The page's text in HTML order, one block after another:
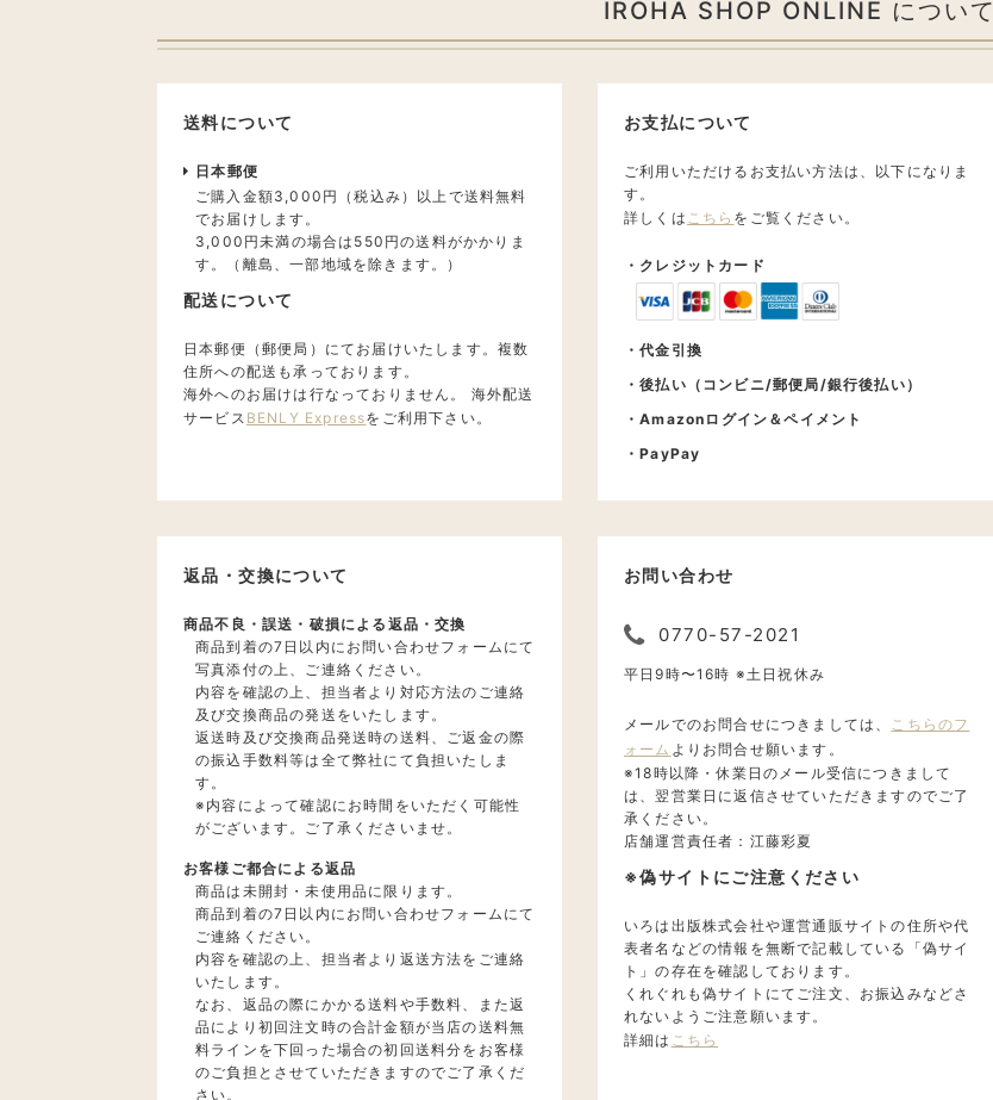
IROHA SHOP ONLINE について
送料について
日本郵便
ご購入金額3,000円（税込み）以上で送料無料
でお届けします。
3,000円未満の場合は550円の送料がかかりま
す。（離島、一部地域を除きます。）
配送について
日本郵便（郵便局）にてお届けいたします。複数
住所への配送も承っております。
海外へのお届けは行なっておりません。 海外配送
サービス BENLY Expressをご利用下さい。
お支払について
ご利用いただけるお支払い方法は、以下になりま
す。
詳しくは こちら をご覧ください。
・クレジットカード
・代金引換
・後払い（コンビニ/郵便局/銀行後払い）
・Amazonログイン＆ペイメント
・PayPay
返品・交換について
商品不良・誤送・破損による返品・交換
商品到着の7日以内にお問い合わせフォームにて
写真添付の上、ご連絡ください。
内容を確認の上、担当者より対応方法のご連絡
及び交換商品の発送をいたします。
返送時及び交換商品発送時の送料、ご返金の際
の振込手数料等は全て弊社にて負担いたしま
す。
※内容によって確認にお時間をいただく可能性
がございます。ご了承くださいませ。
お客様ご都合による返品
商品は未開封・未使用品に限ります。
商品到着の7日以内にお問い合わせフォームにて
ご連絡ください。
内容を確認の上、担当者より返送方法をご連絡
いたします。
なお、返品の際にかかる送料や手数料、また返
品により初回注文時の合計金額が当店の送料無
料ラインを下回った場合の初回送料分をお客様
のご負担とさせていただきますのでご了承くだ
さい。
お問い合わせ
0770-57-2021
平日9時〜16時 ※土日祝休み
メールでのお問合せにつきましては、
こちらのフ
ォーム よりお問合せ願います。
※18時以降・休業日のメール受信につきまして
は、翌営業日に返信させていただきますのでご了
承ください。
店舗運営責任者：江藤彩夏
※偽サイトにご注意ください
いろは出版株式会社や運営通販サイトの住所や代
表者名などの情報を無断で記載している「偽サイ
ト」の存在を確認しております。
くれぐれも偽サイトにてご注文、お振込みなどさ
れないようご注意願います。
詳細は こちら